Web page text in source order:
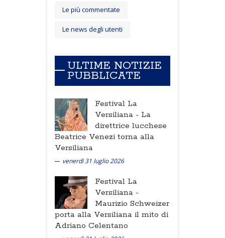
Le più commentate
Le news degli utenti
ULTIME NOTIZIE
PUBBLICATE
Festival La
Versiliana - La
direttrice lucchese
Beatrice Venezi torna alla
Versiliana
venerdì 31 luglio 2026
Festival La
Versiliana -
Maurizio Schweizer
porta alla Versiliana il mito di
Adriano Celentano